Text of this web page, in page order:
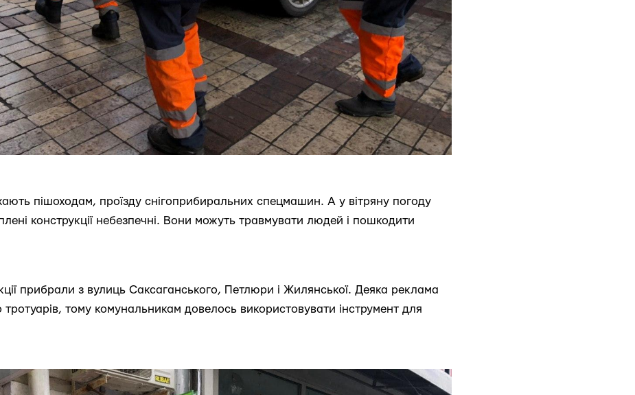
пішоходам, проїзду снігоприбиральних спецмашин. А у вітряну погоду
конструкції небезпечні. Вони можуть травмувати людей і пошкодити
прибрали з вулиць Саксаганського, Петлюри і Жилянської. Деяка реклама
тому комунальникам довелось використовувати інструмент для